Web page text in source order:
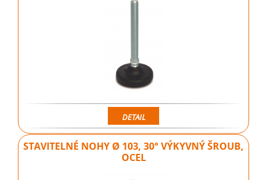
DETAIL
STAVITELNÉ NOHY Ø 103, 30° VÝKYVNÝ ŠROUB,
OCEL